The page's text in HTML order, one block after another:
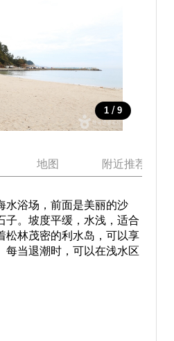
1 / 9
地图 附近推荐景点
水浴场，前面是美丽的沙
子。坡度平缓，水浅，适合
松林茂密的利水岛，可以享
每当退潮时，可以在浅水区